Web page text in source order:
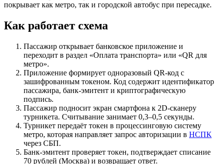
покрывает как метро, так и городской автобус при пересадке.
Как работает схема
Пассажир открывает банковское приложение и
переходит в раздел «Оплата транспорта» или «QR для
метро».
Приложение формирует одноразовый QR-код с
зашифрованным токеном. Код содержит идентификатор
пассажира, банк-эмитент и криптографическую
подпись.
Пассажир подносит экран смартфона к 2D-сканеру
турникета. Считывание занимает 0,3–0,5 секунды.
Турникет передаёт токен в процессинговую систему
метро, которая направляет запрос авторизации в НСПК
через СБП.
Банк-эмитент проверяет токен, подтверждает списание
70 рублей (Москва) и возвращает ответ.